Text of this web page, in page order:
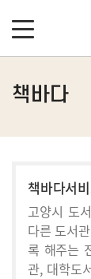
책바다
책바다서
고양시 도
다른 도서
록 해주는
관, 대학도